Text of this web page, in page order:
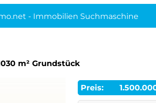
- Immobilien Suchmaschine
m² Grundstück
Preis: